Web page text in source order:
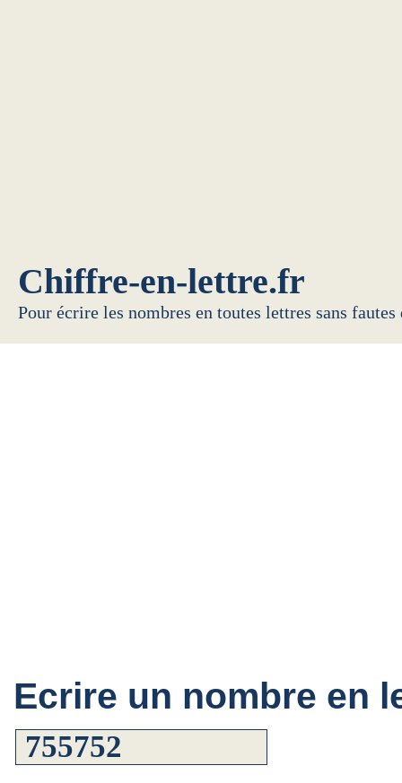
Chiffre-en-lettre.fr
Pour écrire les nombres en toutes lettres sans
Ecrire un nombre en